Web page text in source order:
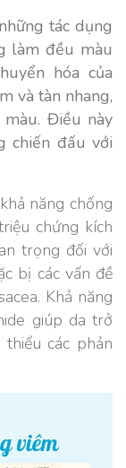
tác dụng
làm đều màu
hóa của
và tàn nhang,
Điều này
chiến đấu với
năng chống
chứng kích
trọng đối với
bị các vấn đề
Khả năng
giúp da trở
các phản